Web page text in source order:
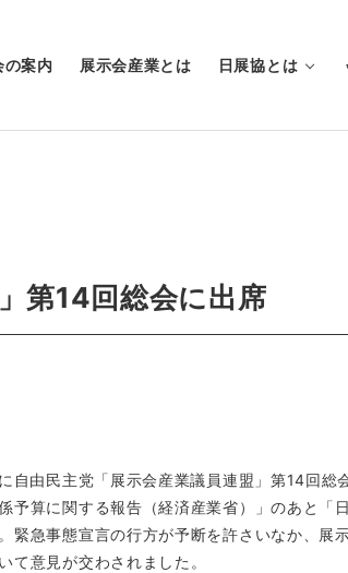
の案内 展示会産業とは 日展協とは
第14回総会に出席
由民主党「展示会産業議員連盟」第14回総
予算に関する報告（経済産業省）」のあと「
緊急事態宣言の行方が予断を許さいなか、展
て意見が交わされました。